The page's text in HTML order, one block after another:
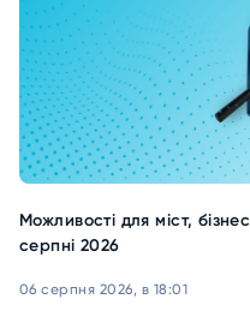
Можливості для міст,
серпні 2026
06 серпня 2026, в 18:01